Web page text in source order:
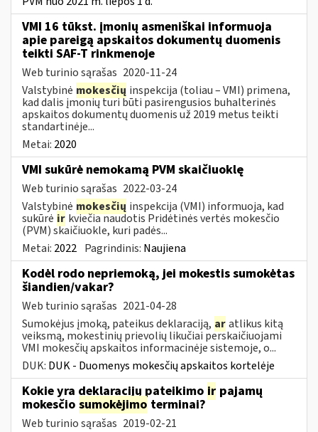
VMI 16 tūkst. įmonių asmeniškai informuoja
apie pareigą apskaitos dokumentų duomenis
teikti SAF-T rinkmenoje
Web turinio sąrašas 2020-11-24
Valstybinė mokesčių inspekcija (toliau – VMI) primena,
kad dalis įmonių turi būti pasirengusios buhalterinės
apskaitos dokumentų duomenis už 2019 metus teikti
standartinėje...
Metai: 2020
VMI sukūrė nemokamą PVM skaičiuoklę
Web turinio sąrašas 2022-03-24
Valstybinė mokesčių inspekcija (VMI) informuoja, kad
sukūrė ir kviečia naudotis Pridėtinės vertės mokesčio
(PVM) skaičiuokle, kuri padės...
Metai: 2022 Pagrindinis: Naujiena
Kodėl rodo nepriemoką, jei mokestis sumokėtas
šiandien/vakar?
Web turinio sąrašas 2021-04-28
Sumokėjus įmoką, pateikus deklaraciją, aratlikus kitą
veiksmą, mokestinių prievolių likučiai perskaičiuojami
VMI mokesčių apskaitos informacinėje sistemoje, o...
DUK: DUK - Duomenys mokesčių apskaitos kortelėje
Kokie yra deklaracijų pateikimo ir pajamų
mokesčio sumokėjimo terminai?
Web turinio sąrašas 2019-02-21